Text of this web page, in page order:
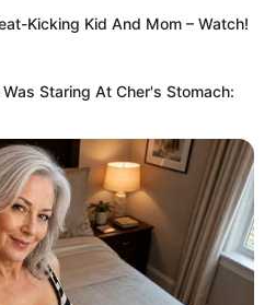
Kicking Kid And Mom – Watch!
Staring At Cher's Stomach: